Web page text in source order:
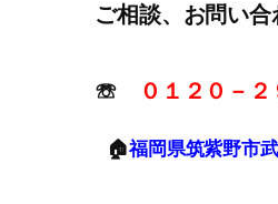
ご相談、お問い
☏ ０１２０－
🏠福岡県筑紫野市